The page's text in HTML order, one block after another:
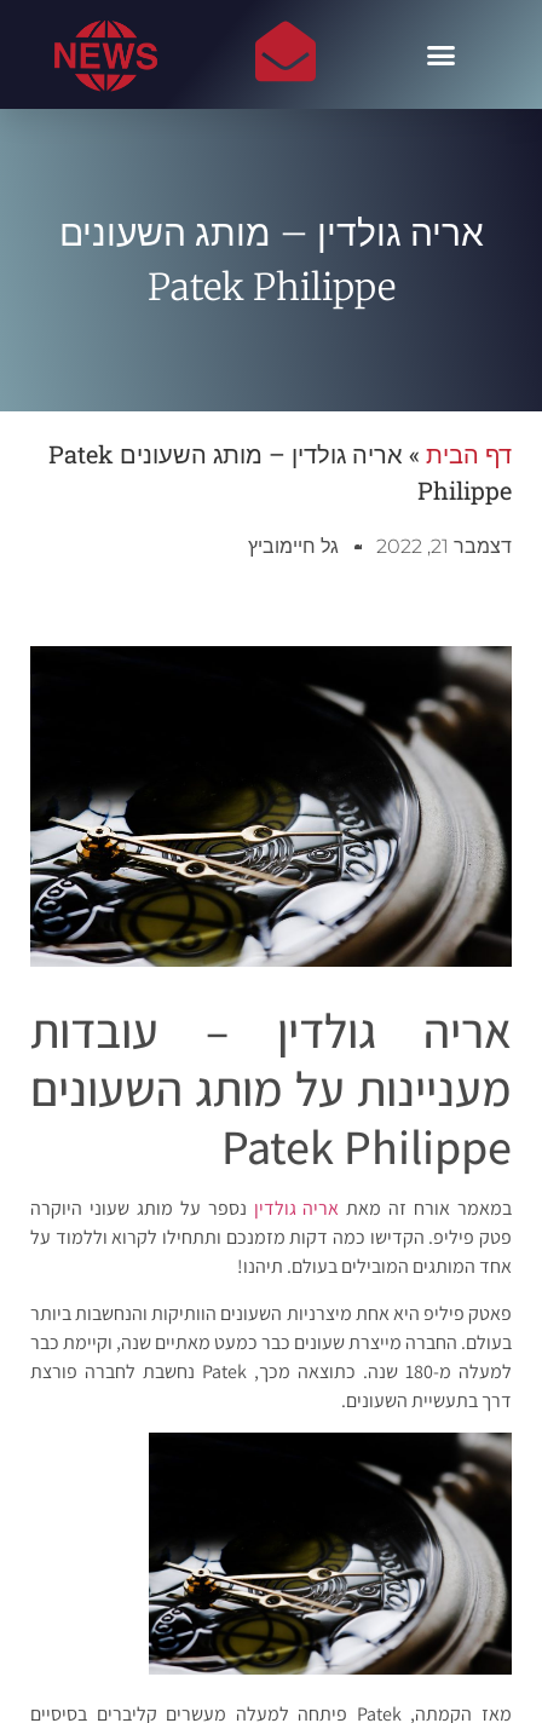
אריה גולדין – מותג השעונים
Patek Philippe
דף הבית »
אריה גולדין – מותג השעונים Patek
Philippe
דצמבר 21, 2022 גל חיימוביץ
אריה גולדין – עובדות
מעניינות על מותג השעונים
Patek Philippe
במאמר אורח זה מאת אריה גולדין נספר על מותג שעוני היוקרה
פטק פיליפ. הקדישו כמה דקות מזמנכם ותתחילו לקרוא וללמוד על
אחד המותגים המובילים בעולם. תיהנו!
פאטק פיליפ היא אחת מיצרניות השעונים הוותיקות והנחשבות ביותר
בעולם. החברה מייצרת שעונים כבר כמעט מאתיים שנה, וקיימת כבר
למעלה מ-180 שנה. כתוצאה מכך, Patek נחשבת לחברה פורצת
דרך בתעשיית השעונים.
מאז הקמתה, Patek פיתחה למעלה מעשרים קליברים בסיסיים